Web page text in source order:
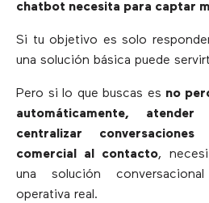
chatbot necesita para captar
Si tu objetivo es solo
una solución básica puede
Pero si lo que buscas es no
automáticamente,
centralizar
comercial al contacto,
una solución
operativa real.